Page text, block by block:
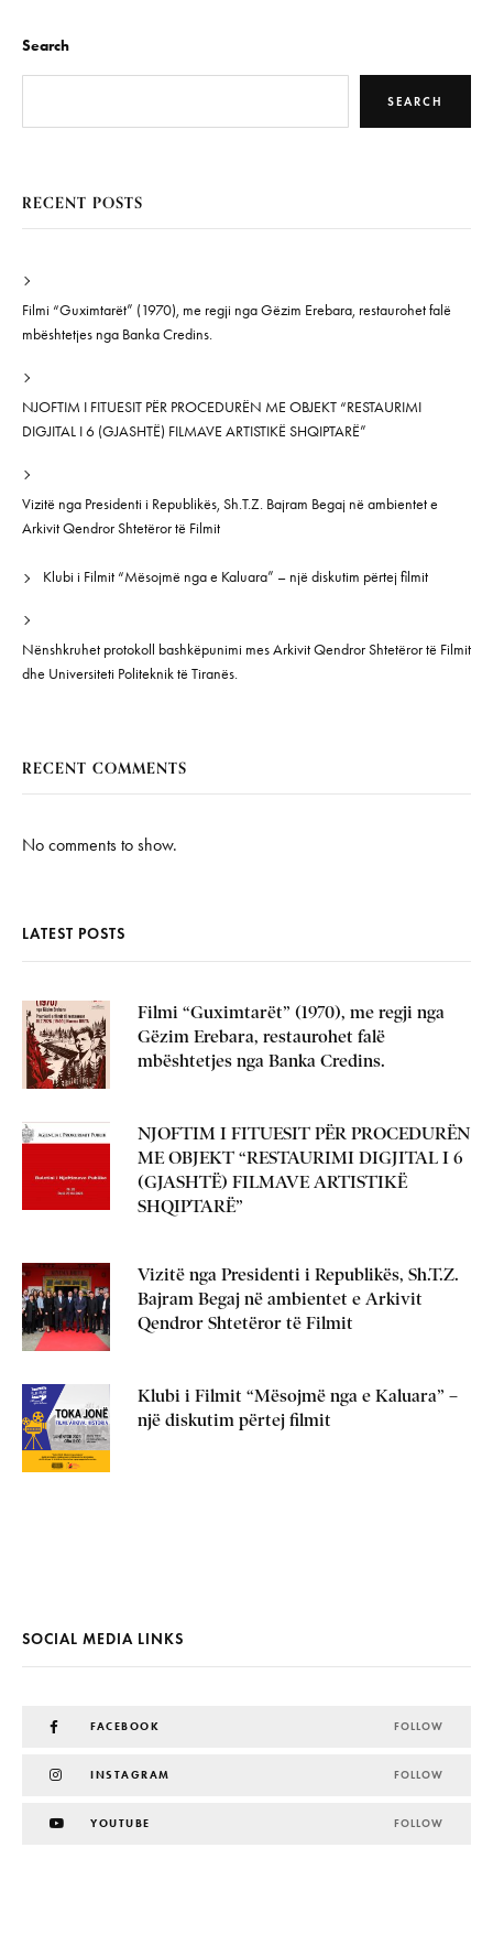
Search
SEARCH
RECENT POSTS
Filmi “Guximtarët” (1970), me regji nga Gëzim Erebara, restaurohet falë
mbështetjes nga Banka Credins.
NJOFTIM I FITUESIT PËR PROCEDURËN ME OBJEKT “RESTAURIMI
DIGJITAL I 6 (GJASHTË) FILMAVE ARTISTIKË SHQIPTARË”
Vizitë nga Presidenti i Republikës, Sh.T.Z. Bajram Begaj në ambientet e
Arkivit Qendror Shtetëror të Filmit
Klubi i Filmit “Mësojmë nga e Kaluara” – një diskutim përtej filmit
Nënshkruhet protokoll bashkëpunimi mes Arkivit Qendror Shtetëror të Filmit
dhe Universiteti Politeknik të Tiranës.
RECENT COMMENTS
No comments to show.
LATEST POSTS
Filmi “Guximtarët” (1970), me regji nga
Gëzim Erebara, restaurohet falë
mbështetjes nga Banka Credins.
NJOFTIM I FITUESIT PËR PROCEDURËN
ME OBJEKT “RESTAURIMI DIGJITAL I 6
(GJASHTË) FILMAVE ARTISTIKË
SHQIPTARË”
Vizitë nga Presidenti i Republikës, Sh.T.Z.
Bajram Begaj në ambientet e Arkivit
Qendror Shtetëror të Filmit
Klubi i Filmit “Mësojmë nga e Kaluara” –
një diskutim përtej filmit
SOCIAL MEDIA LINKS
FACEBOOK FOLLOW
INSTAGRAM FOLLOW
YOUTUBE FOLLOW